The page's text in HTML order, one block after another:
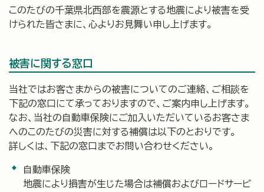
このたびの千葉県北西部を震源とする地震により被害を受
けられた皆さまに、心よりお見舞い申し上げます。
被害に関する窓口
当社ではお客さまからの被害についてのご連絡、ご相談を
下記の窓口にて承っておりますので、ご案内申し上げます。
なお、当社の自動車保険にご加入いただいているお客さま
へのこのたびの災害に対する補償は以下のとおりです。
詳しくは、下記の窓口までお問い合わせください。
自動車保険
地震により損害が生じた場合は補償およびロードサービ